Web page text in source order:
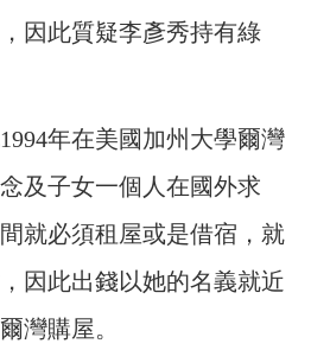
因此質疑李彥秀持有綠
年在美國加州大學爾灣
及子女一個人在國外求
就必須租屋或是借宿，就
因此出錢以她的名義就近
灣購屋。